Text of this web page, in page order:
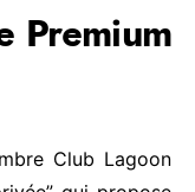
Premium
Club Lagoon